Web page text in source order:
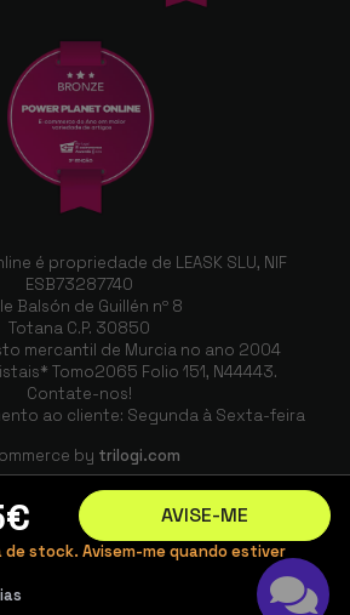
e câmara muito
S Pen é útil para tomar notas
Cinzento
16/09/2025
e a bateria não é nada
dúvida os melhores
deste telemóvel, para além da
12/09/2025
€ AVISE-ME
stock. Avisem-me quando estiver
é propriedade de LEASK SLU, NIF
ESB73287740
Balsón de Guillén nº 8
Totana C.P. 30850
mercantil de Murcia no ano 2004
Tomo2065 Folio 151, N44443.
Contate-nos!
ao cliente: Segunda à Sexta-feira
by trilogi.com